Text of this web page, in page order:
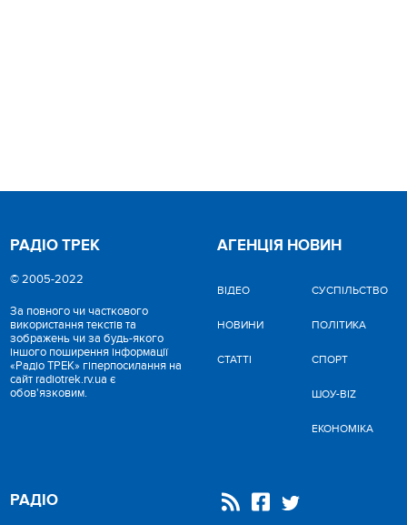
РАДІО ТРЕК
© 2005-2022
За повного чи часткового
використання текстів та
зображень чи за будь-якого
іншого поширення інформації
«Радіо ТРЕК» гіперпосилання на
сайт radiotrek.rv.ua є
обов'язковим.
АГЕНЦІЯ НОВИН
ВІДЕО
НОВИНИ
СТАТТІ
CУСПІЛЬСТВО
ПОЛІТИКА
СПОРТ
ШОУ-BIZ
ЕКОНОМІКА
РАДІО